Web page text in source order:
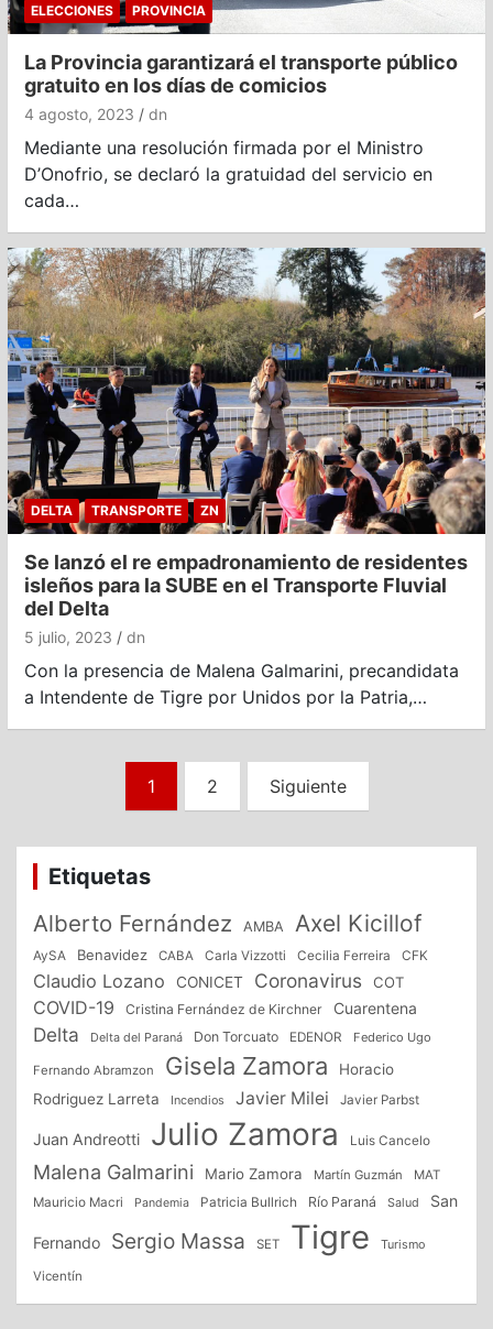
ELECCIONES PROVINCIA
La Provincia garantizará el transporte público
gratuito en los días de comicios
4 agosto, 2023 dn
Mediante una resolución firmada por el Ministro
D’Onofrio, se declaró la gratuidad del servicio en
cada…
DELTA TRANSPORTE ZN
Se lanzó el re empadronamiento de residentes
isleños para la SUBE en el Transporte Fluvial
del Delta
5 julio, 2023 dn
Con la presencia de Malena Galmarini, precandidata
a Intendente de Tigre por Unidos por la Patria,…
Paginación
entradas
1 2 Siguiente
Etiquetas
Alberto Fernández AMBA Axel Kicillof
AySA Benavidez CABA Carla Vizzotti Cecilia Ferreira CFK
Claudio Lozano CONICET Coronavirus COT
COVID-19 Cristina Fernández de Kirchner Cuarentena
Delta Delta del Paraná Don Torcuato EDENOR Federico Ugo
Fernando Abramzon Gisela Zamora
Horacio
Rodriguez Larreta
Incendios Javier Milei Javier Parbst
Juan Andreotti Julio Zamora Luis Cancelo
Malena Galmarini Mario Zamora Martín Guzmán
MAT
Mauricio Macri
Pandemia Patricia Bullrich Río Paraná Salud San
Fernando Sergio Massa SET Tigre Turismo
Vicentín